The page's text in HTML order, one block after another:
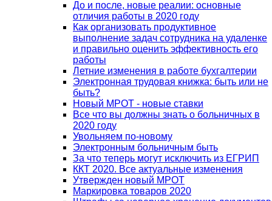
До и после, новые реалии: основные
отличия работы в 2020 году
Как организовать продуктивное
выполнение задач сотрудника на удаленке
и правильно оценить эффективность его
работы
Летние изменения в работе бухгалтерии
Электронная трудовая книжка: быть или не
быть?
Новый МРОТ - новые ставки
Все что вы должны знать о больничных в
2020 году
Увольняем по-новому
Электронным больничным быть
За что теперь могут исключить из ЕГРИП
ККТ 2020. Все актуальные изменения
Утвержден новый МРОТ
Маркировка товаров 2020